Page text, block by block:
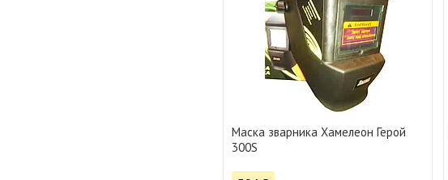
Маска зварника Хамелеон Герой
300S